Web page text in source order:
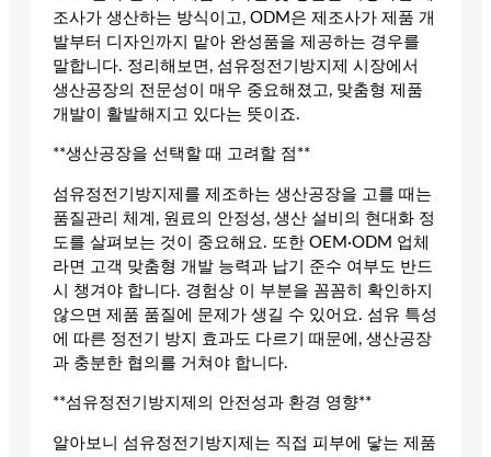
조사가 생산하는 방식이고, ODM은 제조사가 제품 개
발부터 디자인까지 맡아 완성품을 제공하는 경우를
말합니다. 정리해보면, 섬유정전기방지제 시장에서
생산공장의 전문성이 매우 중요해졌고, 맞춤형 제품
개발이 활발해지고 있다는 뜻이죠.
**생산공장을 선택할 때 고려할 점**
섬유정전기방지제를 제조하는 생산공장을 고를 때는
품질관리 체계, 원료의 안정성, 생산 설비의 현대화 정
도를 살펴보는 것이 중요해요. 또한 OEM·ODM 업체
라면 고객 맞춤형 개발 능력과 납기 준수 여부도 반드
시 챙겨야 합니다. 경험상 이 부분을 꼼꼼히 확인하지
않으면 제품 품질에 문제가 생길 수 있어요. 섬유 특성
에 따른 정전기 방지 효과도 다르기 때문에, 생산공장
과 충분한 협의를 거쳐야 합니다.
**섬유정전기방지제의 안전성과 환경 영향**
알아보니 섬유정전기방지제는 직접 피부에 닿는 제품